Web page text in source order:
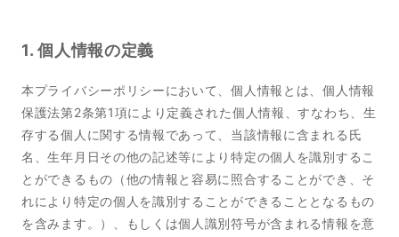
1. 個人情報の定義
本プライバシーポリシーにおいて、個人情報とは、個人情報
保護法第2条第1項により定義された個人情報、すなわち、生
存する個人に関する情報であって、当該情報に含まれる氏
名、生年月日その他の記述等により特定の個人を識別するこ
とができるもの（他の情報と容易に照合することができ、そ
れにより特定の個人を識別することができることとなるもの
を含みます。）、もしくは個人識別符号が含まれる情報を意